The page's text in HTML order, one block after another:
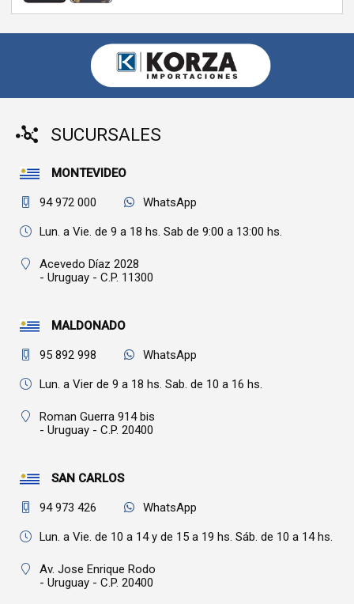
SUCURSALES
MONTEVIDEO
94 972 000 WhatsApp
Lun. a Vie. de 9 a 18 hs. Sab de 9:00 a 13:00 hs.
Acevedo Díaz 2028
- Uruguay - C.P. 11300
MALDONADO
95 892 998 WhatsApp
Lun. a Vier de 9 a 18 hs. Sab. de 10 a 16 hs.
Roman Guerra 914 bis
- Uruguay - C.P. 20400
SAN CARLOS
94 973 426 WhatsApp
Lun. a Vie. de 10 a 14 y de 15 a 19 hs. Sáb. de 10 a 14 hs.
Av. Jose Enrique Rodo
- Uruguay - C.P. 20400